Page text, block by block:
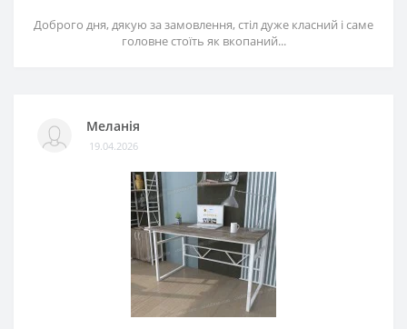
Доброго дня, дякую за замовлення, стіл дуже класний і саме
головне стоїть як вкопаний...
Меланія
19.04.2026